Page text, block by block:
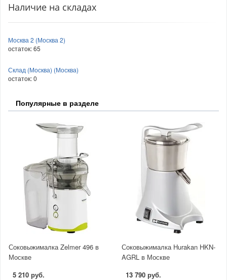
Наличие на складах
Москва 2 (Москва 2)
остаток:65
Склад (Москва) (Москва)
остаток:0
Популярные в разделе
Соковыжималка Zelmer 496 в
Москве
5 210 руб.
Соковыжималка Hurakan HKN-
AGRL в Москве
13 790 руб.